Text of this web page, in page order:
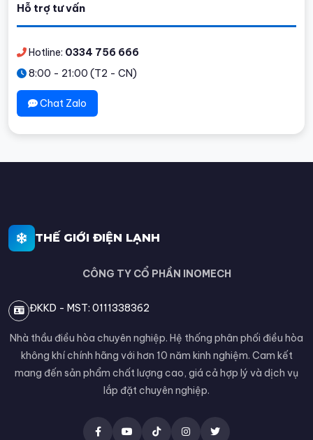
Hỗ trợ tư vấn
Hotline: 0334 756 666
8:00 - 21:00 (T2 - CN)
Chat Zalo
THẾ GIỚI ĐIỆN LẠNH
CÔNG TY CỔ PHẦN INOMECH
ĐKKD - MST: 0111338362
Nhà thầu điều hòa chuyên nghiệp. Hệ thống phân phối điều hòa
không khí chính hãng với hơn 10 năm kinh nghiệm. Cam kết
mang đến sản phẩm chất lượng cao, giá cả hợp lý và dịch vụ
lắp đặt chuyên nghiệp.